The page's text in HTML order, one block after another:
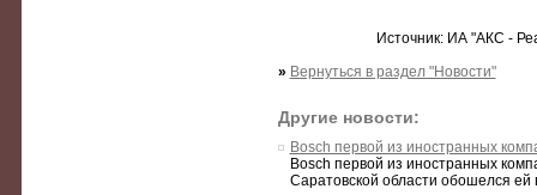
Источник: ИА "АКС -
» Вернуться в раздел "Новости"
Другие новости:
Bosch первой из иностранных
Bosch первой из иностранных
Саратовской области обошелся ей